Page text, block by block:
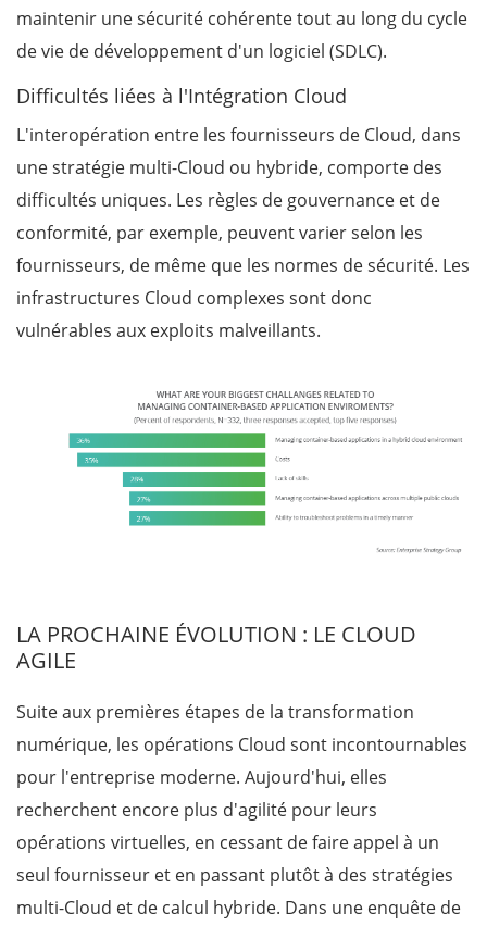
maintenir une sécurité cohérente tout au long du cycle
de vie de développement d'un logiciel (SDLC).
Difficultés liées à l'Intégration Cloud
L'interopération entre les fournisseurs de Cloud, dans
une stratégie multi-Cloud ou hybride, comporte des
difficultés uniques. Les règles de gouvernance et de
conformité, par exemple, peuvent varier selon les
fournisseurs, de même que les normes de sécurité. Les
infrastructures Cloud complexes sont donc
vulnérables aux exploits malveillants.
LA PROCHAINE ÉVOLUTION : LE CLOUD
AGILE
Suite aux premières étapes de la transformation
numérique, les opérations Cloud sont incontournables
pour l'entreprise moderne. Aujourd'hui, elles
recherchent encore plus d'agilité pour leurs
opérations virtuelles, en cessant de faire appel à un
seul fournisseur et en passant plutôt à des stratégies
multi-Cloud et de calcul hybride. Dans une enquête de